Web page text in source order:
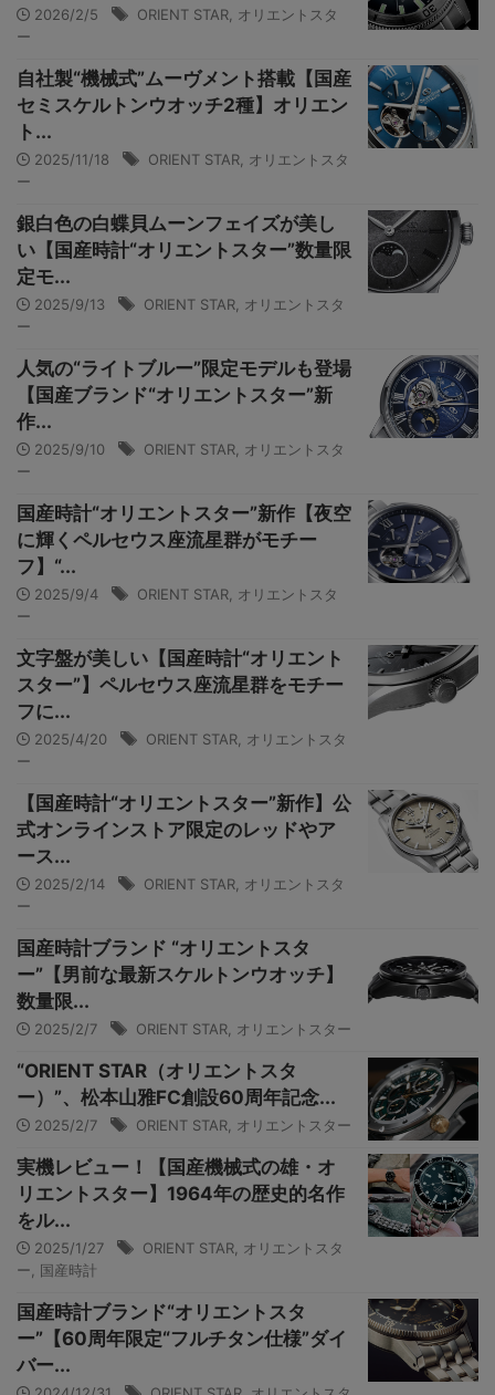
2026/2/5 ORIENT STAR オリエントスタ
ー
自社製“機械式”ムーヴメント搭載【国産
セミスケルトンウオッチ2種】オリエン
ト...
2025/11/18 ORIENT STAR オリエントスタ
ー
銀白色の白蝶貝ムーンフェイズが美し
い【国産時計“オリエントスター”数量限
定モ...
2025/9/13 ORIENT STAR オリエントスタ
ー
人気の“ライトブルー”限定モデルも登場
【国産ブランド“オリエントスター”新
作...
2025/9/10 ORIENT STAR オリエントスタ
ー
国産時計“オリエントスター”新作【夜空
に輝くペルセウス座流星群がモチー
フ】“...
2025/9/4 ORIENT STAR オリエントスタ
ー
文字盤が美しい【国産時計“オリエント
スター”】ペルセウス座流星群をモチー
フに...
2025/4/20 ORIENT STAR オリエントスタ
ー
【国産時計“オリエントスター”新作】公
式オンラインストア限定のレッドやア
ース...
2025/2/14 ORIENT STAR オリエントスタ
ー
国産時計ブランド “オリエントスタ
ー”【男前な最新スケルトンウオッチ】
数量限...
2025/2/7 ORIENT STAR オリエントスター
“ORIENT STAR（オリエントスタ
ー）”、松本山雅FC創設60周年記念...
2025/2/7 ORIENT STAR オリエントスター
実機レビュー！【国産機械式の雄・オ
リエントスター】1964年の歴史的名作
をル...
2025/1/27 ORIENT STAR オリエントスタ
ー
国産時計
国産時計ブランド“オリエントスタ
ー”【60周年限定“フルチタン仕様”ダイ
バー...